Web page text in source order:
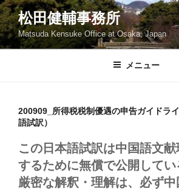
コ
ン
テ
ン
松田健輔事務所
Matsuda Kensuke Office at Osaka, Japan
メニュー
200909_所得税税制優遇の申告ガイドラ
語試訳）
この日本語試訳は中国語文献
するために無償で公開してい
厳密な解釈・理解は、必ず